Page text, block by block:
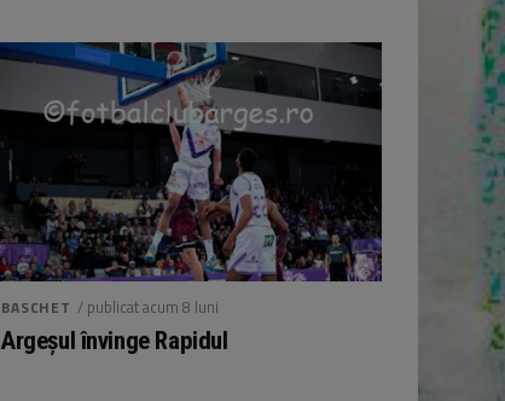
BASCHET / publicat acum 8 luni
Argeșul învinge Rapidul